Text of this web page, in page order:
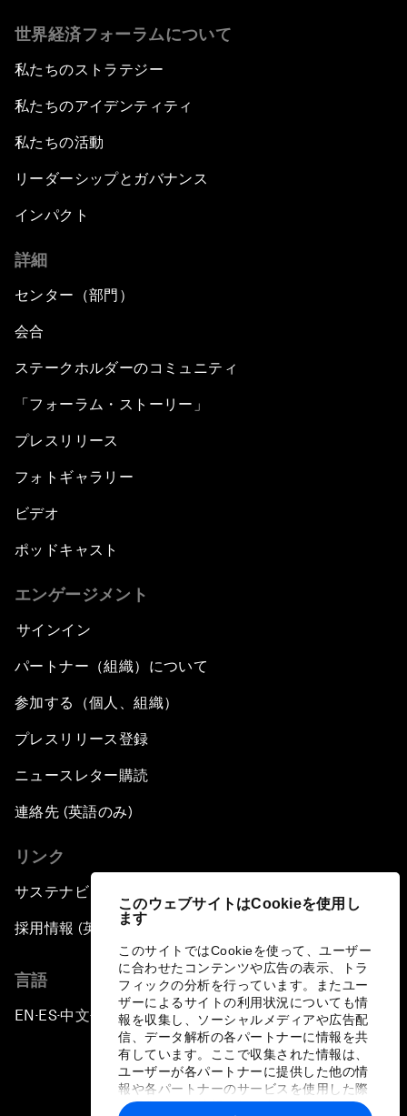
このウェブサイトはCookieを使用し
ます
このサイトではCookieを使って、ユーザー
に合わせたコンテンツや広告の表示、トラ
フィックの分析を行っています。またユー
ザーによるサイトの利用状況についても情
報を収集し、ソーシャルメディアや広告配
信、データ解析の各パートナーに情報を共
有しています。ここで収集された情報は、
ユーザーが各パートナーに提供した他の情
報や各パートナーのサービスを使用した際
に収集された情報と組み合わされ、各パー
世界経済フォーラムについて
私たちのストラテジー
私たちのアイデンティティ
私たちの活動
リーダーシップとガバナンス
インパクト
詳細
センター（部門）
会合
ステークホルダーのコミュニティ
「フォーラム・ストーリー」
プレスリリース
フォトギャラリー
ビデオ
ポッドキャスト
エンゲージメント
サインイン
パートナー（組織）について
参加する（個人、組織）
プレスリリース登録
ニュースレター購読
連絡先 (英語のみ)
リンク
サステナビリティへの取り組み
採用情報 (英語のみ)
言語
EN ▪ES▪中文▪ 日本語